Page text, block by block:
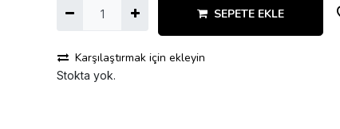
SEPETE EKLE
Karşılaştırmak için ekleyin
Stokta yok.